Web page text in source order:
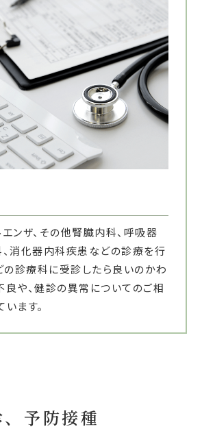
ンザ、その他腎臓内科、呼吸器
、消化器内科疾患などの診療を行
の診療科に受診したら良いのかわ
や、健診の異常についてのご相
ます。
予防接種